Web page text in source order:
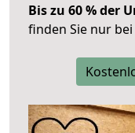
Bis zu 60 % der
finden Sie nur bei